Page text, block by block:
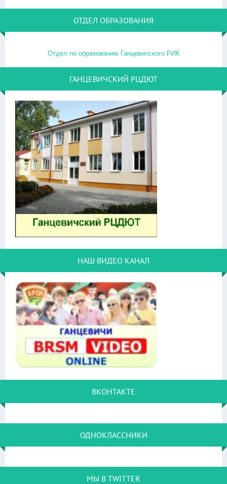
ОТДЕЛ ОБРАЗОВАНИЯ
Отдел по образованию Ганцевичского РИК
ГАНЦЕВИЧСКИЙ РЦДЮТ
НАШ ВИДЕО КАНАЛ
ВКОНТАКТЕ
ОДНОКЛАССНИКИ
МЫ В TWITTER